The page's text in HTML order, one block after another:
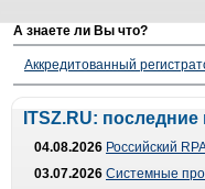
А знаете ли Вы что?
Аккредитованный
ITSZ.RU:
04.08.2026 Российский
03.07.2026 Системные